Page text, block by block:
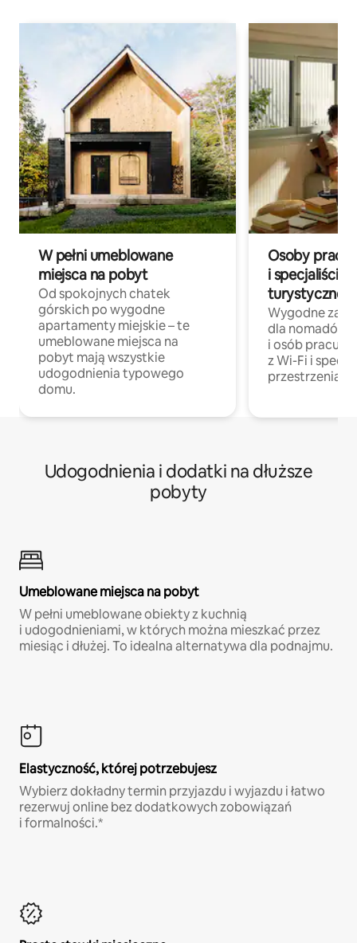
W pełni umeblowane
miejsca na pobyt
Od spokojnych chatek
górskich po wygodne
apartamenty miejskie – te
umeblowane miejsca na
pobyt mają wszystkie
udogodnienia typowego
domu.
Osoby
i specjaliści z
turystycznej
Wygodne
dla nomadów
i osób
z Wi-Fi i
przestrzenią
Udogodnienia i dodatki na dłuższe
pobyty
Umeblowane miejsca na pobyt
W pełni umeblowane obiekty z kuchnią
i udogodnieniami, w których można mieszkać przez
miesiąc i dłużej. To idealna alternatywa dla podnajmu.
Elastyczność, której potrzebujesz
Wybierz dokładny termin przyjazdu i wyjazdu i łatwo
rezerwuj online bez dodatkowych zobowiązań
i formalności.*